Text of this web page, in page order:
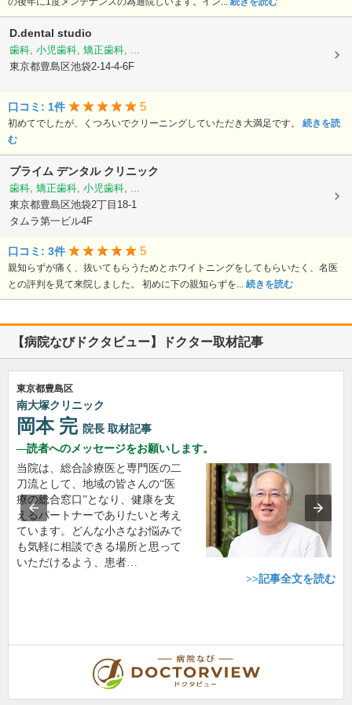
D.dental studio
歯科, 小児歯科, 矯正歯科, ...
東京都豊島区池袋2-14-4-6F
口コミ: 1件 5
初めてでしたが、くつろいでクリーニングしていただき大満足です。 続きを読
む
プライム デンタル クリニック
歯科, 矯正歯科, 小児歯科, ...
東京都豊島区池袋2丁目18-1
タムラ第一ビル4F
口コミ: 3件 5
親知らずが痛く、抜いてもらうためとホワイトニングをしてもらいたく、名医
との評判を見て来院しました。 初めに下の親知らずを... 続きを読む
【病院なびドクタビュー】ドクター取材記事
東京都豊島区
南大塚クリニック
岡本 完 院長 取材記事
読者へのメッセージをお願いします。
当院は、総合診療医と専門医の二
刀流として、地域の皆さんの“医
療の総合窓口”となり、健康を支
えるパートナーでありたいと考え
ています。どんな小さなお悩みで
も気軽に相談できる場所と思って
いただけるよう、患者…
>>記事全文を読む